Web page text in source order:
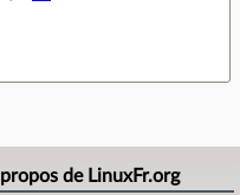
de LinuxFr.org